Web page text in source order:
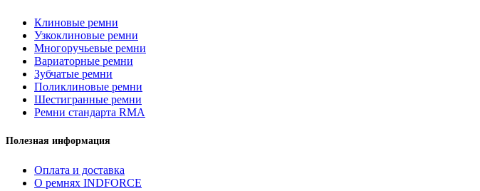
Клиновые ремни
Узкоклиновые ремни
Многоручьевые ремни
Вариаторные ремни
Зубчатые ремни
Поликлиновые ремни
Шестигранные ремни
Ремни стандарта RMA
Полезная информация
Оплата и доставка
О ремнях INDFORCE